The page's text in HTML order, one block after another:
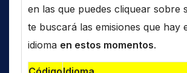
en las que puedes cliquear sobre
te buscará las emisiones que hay
idioma en estos momentos.